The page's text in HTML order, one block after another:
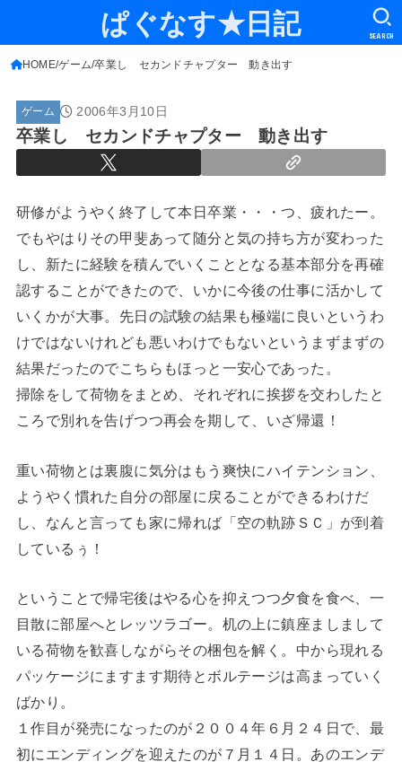
ぱぐなす★日記 SEARCH
HOME ゲーム 卒業し セカンドチャプター 動き出す
ゲーム 2006年3月10日
卒業し セカンドチャプター 動き出す
研修がようやく終了して本日卒業・・・つ、疲れたー。
でもやはりその甲斐あって随分と気の持ち方が変わった
し、新たに経験を積んでいくこととなる基本部分を再確
認することができたので、いかに今後の仕事に活かして
いくかが大事。先日の試験の結果も極端に良いというわ
けではないけれども悪いわけでもないというまずまずの
結果だったのでこちらもほっと一安心であった。
掃除をして荷物をまとめ、それぞれに挨拶を交わしたと
ころで別れを告げつつ再会を期して、いざ帰還！
重い荷物とは裏腹に気分はもう爽快にハイテンション、
ようやく慣れた自分の部屋に戻ることができるわけだ
し、なんと言っても家に帰れば「空の軌跡ＳＣ」が到着
しているぅ！
ということで帰宅後はやる心を抑えつつ夕食を食べ、一
目散に部屋へとレッツラゴー。机の上に鎮座ましまして
いる荷物を歓喜しながらその梱包を解く。中から現れる
パッケージにますます期待とボルテージは高まっていく
ばかり。
１作目が発売になったのが２００４年６月２４日で、最
初にエンディングを迎えたのが７月１４日。あのエンデ